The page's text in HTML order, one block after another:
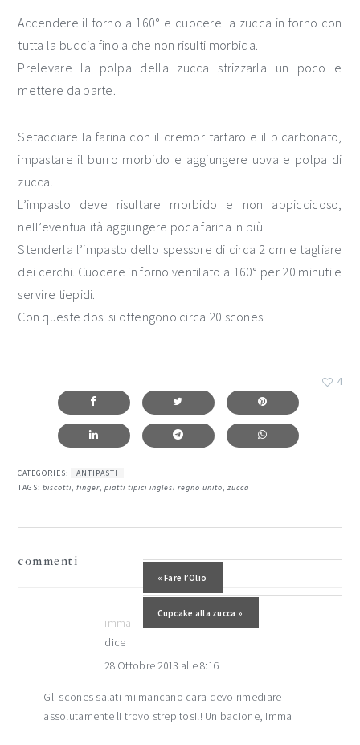
Accendere il forno a 160° e cuocere la zucca in forno con
tutta la buccia fino a che non risulti morbida.
Prelevare la polpa della zucca strizzarla un poco e
mettere da parte.
Setacciare la farina con il cremor tartaro e il bicarbonato,
impastare il burro morbido e aggiungere uova e polpa di
zucca.
L’impasto deve risultare morbido e non appiccicoso,
nell’eventualità aggiungere poca farina in più.
Stenderla l’impasto dello spessore di circa 2 cm e tagliare
dei cerchi. Cuocere in forno ventilato a 160° per 20 minuti e
servire tiepidi.
Con queste dosi si ottengono circa 20 scones.
4
CATEGORIES:
ANTIPASTI
TAGS:biscotti,finger,piatti tipici inglesi regno unito,zucca
Post precedente:
« Fare l’Olio
Post successivo:
Cupcake alla zucca »
del
commenti
imma
dice
28 Ottobre 2013 alle 8:16
Gli scones salati mi mancano cara devo rimediare
assolutamente li trovo strepitosi!! Un bacione, Imma